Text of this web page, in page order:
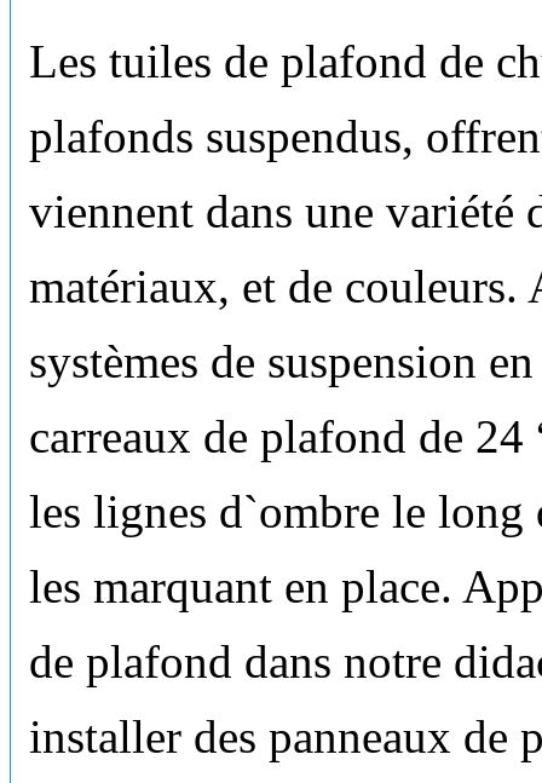
Les tuiles de plafond de
plafonds suspendus,
viennent dans une variété
matériaux, et de
systèmes de suspension
carreaux de plafond de
les lignes d`ombre le long
les marquant en place.
de plafond dans notre
installer des panneaux de